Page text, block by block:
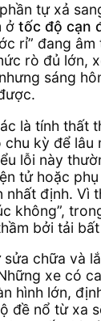
tự xả
ở tốc độ cạn
rỉ” đang
rò đủ lớn,
sáng
là tính thất
chu kỳ để lâu
lỗi này
tử hoặc
nhất định. Vì
không”,
bởi tải
chữa và
xe có
hình lớn,
đề nổ từ xa